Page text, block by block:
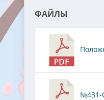
ФАЙЛЫ
№431-